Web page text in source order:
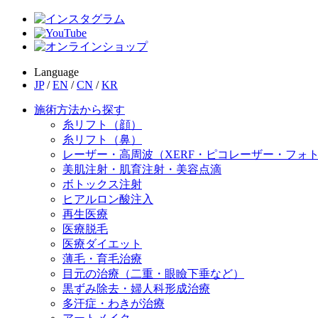
Language
JP / EN / CN / KR
施術方法から探す
糸リフト（顔）
糸リフト（鼻）
レーザー・高周波（XERF・ピコレーザー・フォ
美肌注射・肌育注射・美容点滴
ボトックス注射
ヒアルロン酸注入
再生医療
医療脱毛
医療ダイエット
薄毛・育毛治療
目元の治療（二重・眼瞼下垂など）
黒ずみ除去・婦人科形成治療
多汗症・わきが治療